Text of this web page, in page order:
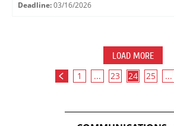
Deadline: 03/16/2026
LOAD MORE
1 ... 23 24 25 ...